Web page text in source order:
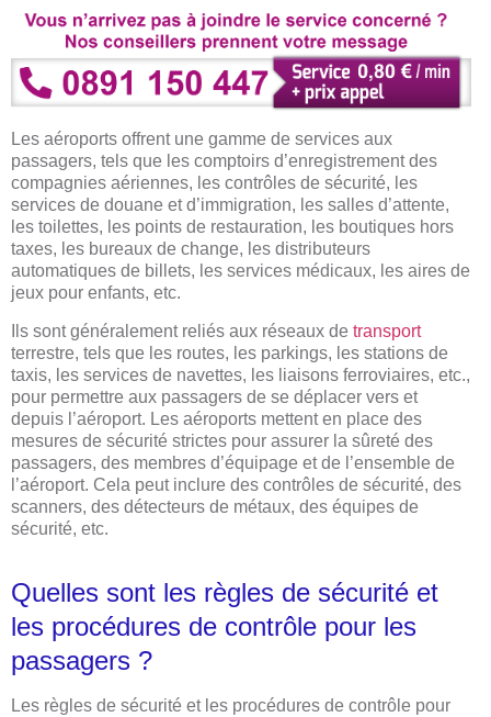
Les aéroports offrent une gamme de services aux
passagers, tels que les comptoirs d’enregistrement des
compagnies aériennes, les contrôles de sécurité, les
services de douane et d’immigration, les salles d’attente,
les toilettes, les points de restauration, les boutiques hors
taxes, les bureaux de change, les distributeurs
automatiques de billets, les services médicaux, les aires de
jeux pour enfants, etc.
Ils sont généralement reliés aux réseaux de transport
terrestre, tels que les routes, les parkings, les stations de
taxis, les services de navettes, les liaisons ferroviaires, etc.,
pour permettre aux passagers de se déplacer vers et
depuis l’aéroport. Les aéroports mettent en place des
mesures de sécurité strictes pour assurer la sûreté des
passagers, des membres d’équipage et de l’ensemble de
l’aéroport. Cela peut inclure des contrôles de sécurité, des
scanners, des détecteurs de métaux, des équipes de
sécurité, etc.
Quelles sont les règles de sécurité et
les procédures de contrôle pour les
passagers ?
Les règles de sécurité et les procédures de contrôle pour